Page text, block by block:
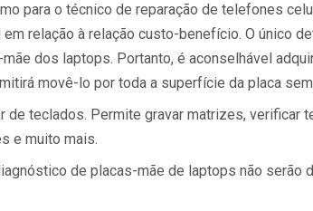
para o técnico de reparação de telefones
relação à relação custo-benefício. O único
dos laptops. Portanto, é aconselhável
movê-lo por toda a superfície da placa
de teclados. Permite gravar matrizes, verificar
e muito mais.
de placas-mãe de laptops não serão